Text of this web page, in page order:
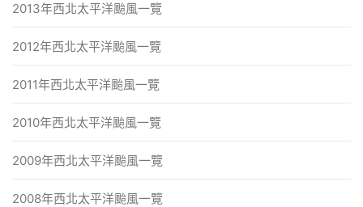
2013年西北太平洋颱風一覽
2012年西北太平洋颱風一覽
2011年西北太平洋颱風一覽
2010年西北太平洋颱風一覽
2009年西北太平洋颱風一覽
2008年西北太平洋颱風一覽